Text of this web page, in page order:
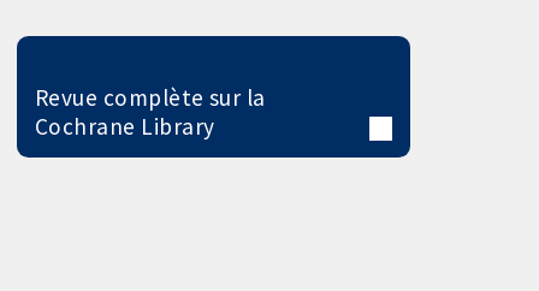
Revue complète sur la
Cochrane Library